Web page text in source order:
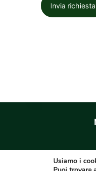
Invia richiesta
Usiamo i